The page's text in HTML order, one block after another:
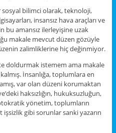
sosyal bilimci olarak, teknoloji,
insansız hava araçları ve
bu amansız ilerleyişine uzak
makale mevcut düzen gözüyle
zalimliklerine hiç değinmiyor.
doldurmak istemem ama makale
İnsanlığa, toplumlara en
var olan düzeni korumaktan
haksızlığın, hukuksuzluğun,
yönetim, toplumların
işsizlik gibi sorunlar sanki yazarın